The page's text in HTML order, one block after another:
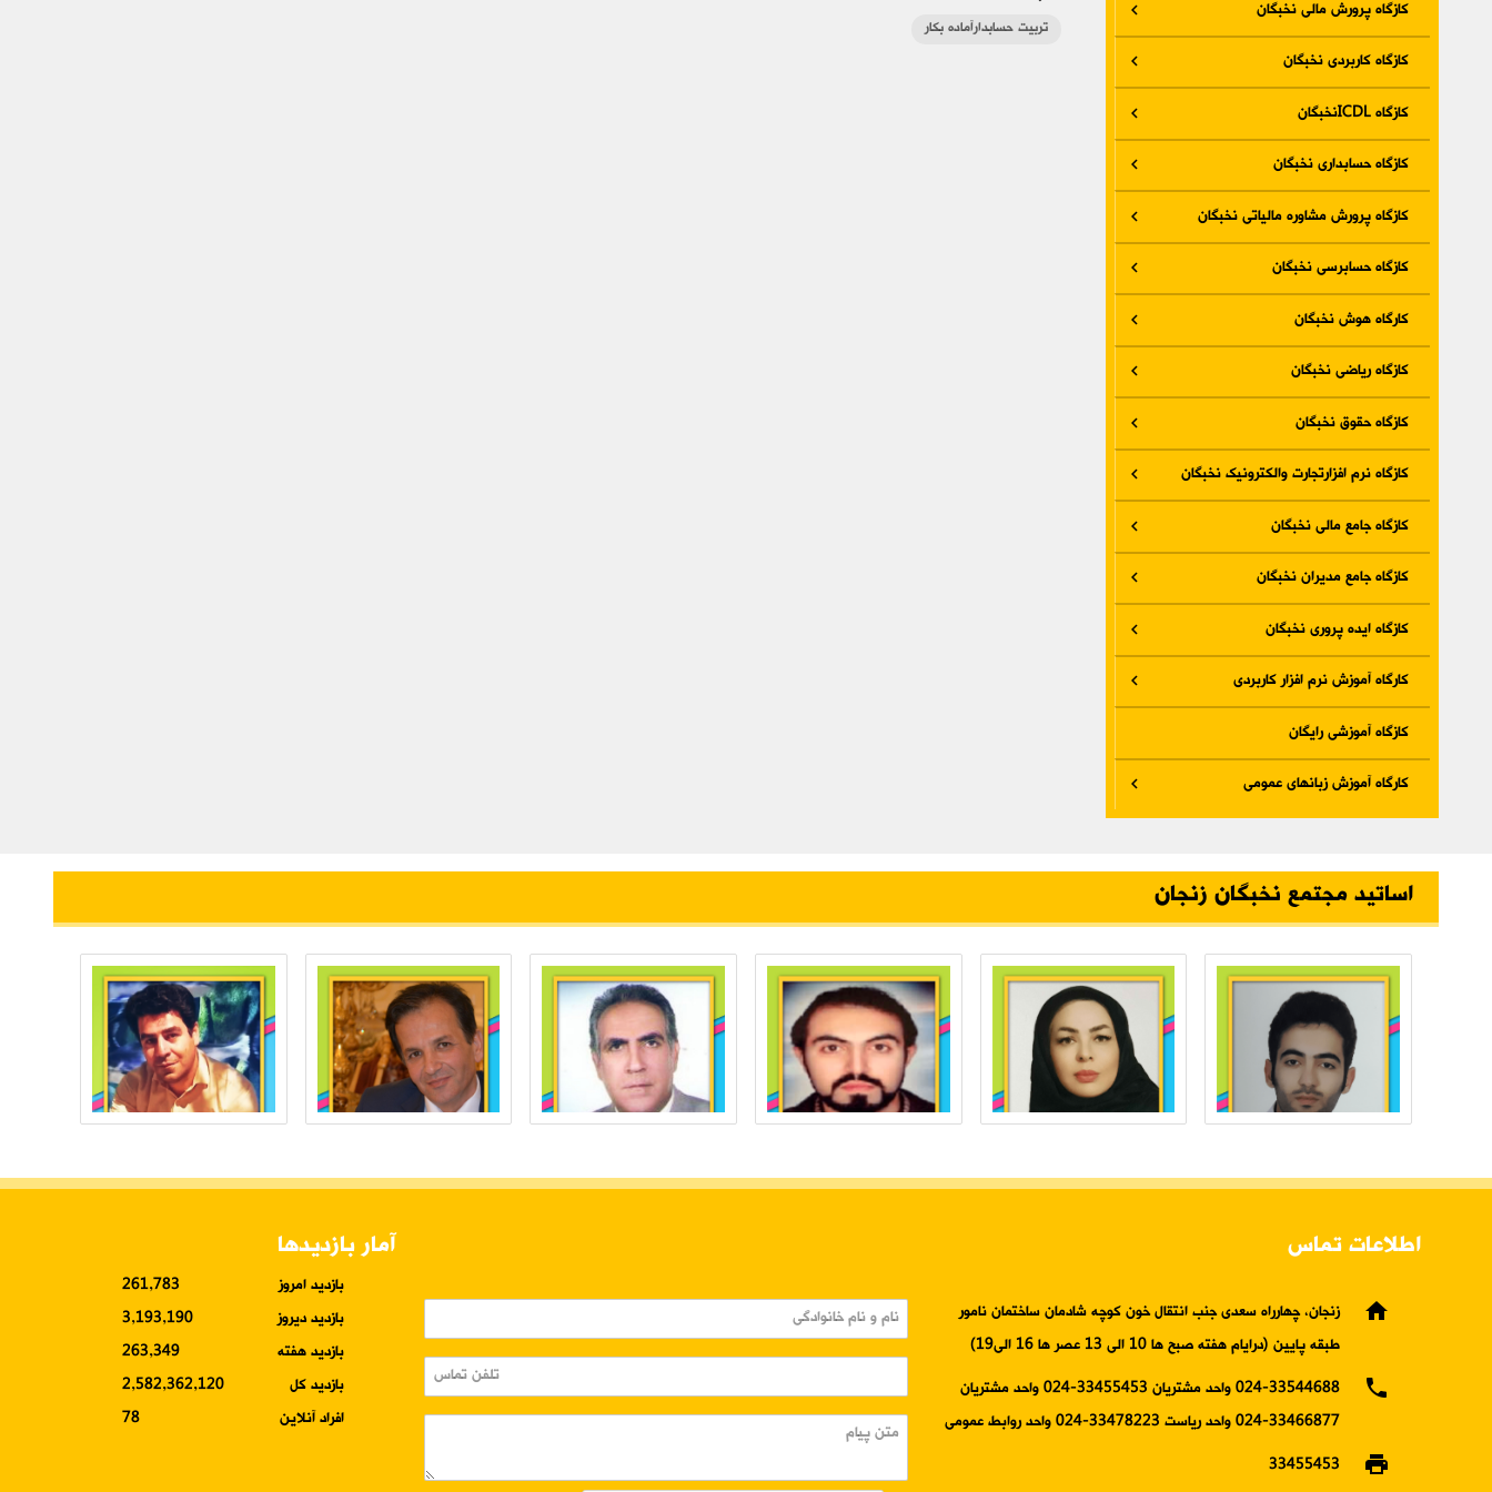
کازگاه پرورش مالی نخبگان
کازگاه کاربردی نخبگان
کازگاه ICDLنخبگان
کازگاه حسابداری نخبگان
کازگاه پرورش مشاوره مالیاتی نخبگان
کازگاه حسابرسی نخبگان
کارگاه هوش نخبگان
کازگاه ریاضی نخبگان
کازگاه حقوق نخبگان
کازگاه نرم افزارتجارت والکترونیک نخبگان
کازگاه جامع مالی نخبگان
کازگاه جامع مدیران نخبگان
کازگاه ایده پروری نخبگان
کارگاه آموزش نرم افزار کاربردی
کازگاه آموزشی رایگان
کارگاه آموزش زبانهای عمومی
تربیت حسابدارآماده بکار
اساتید مجتمع نخبگان زنجان
اطلاعات تماس
home
زنجان، چهارراه سعدی جنب انتقال خون کوچه شادمان ساختمان نامور
طبقه پایین (درایام هفته صبح ها 10 الی 13 عصر ها 16 الی19)
phone
024-33544688 واحد مشتریان 33455453-024 واحد مشتریان
33466877-024 واحد ریاست 33478223-024 واحد روابط عمومی
print
33455453
آمار بازدیدها
بازدید امروز
261,783
بازدید دیروز
3,193,190
بازدید هفته
263,349
بازدید کل
2,582,362,120
افراد آنلاین
78